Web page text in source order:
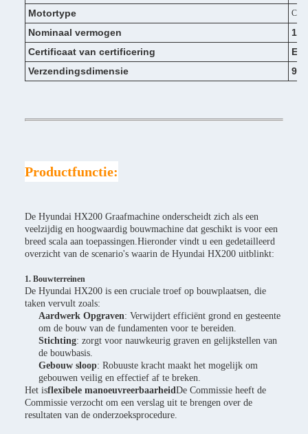
Motortype
Nominaal vermogen
Certificaat van certificering
Verzendingsdimensie
Productfunctie:
De Hyundai HX200 Graafmachine onderscheidt zich als een
veelzijdig en hoogwaardig bouwmachine dat geschikt is voor een
breed scala aan toepassingen.Hieronder vindt u een gedetailleerd
overzicht van de scenario's waarin de Hyundai HX200 uitblinkt:
1. Bouwterreinen
De Hyundai HX200 is een cruciale troef op bouwplaatsen, die
taken vervult zoals:
Aardwerk Opgraven: Verwijdert efficiënt grond en gesteente
om de bouw van de fundamenten voor te bereiden.
Stichting: zorgt voor nauwkeurig graven en gelijkstellen van
de bouwbasis.
Gebouw sloop: Robuuste kracht maakt het mogelijk om
gebouwen veilig en effectief af te breken.
Het isflexibele manoeuvreerbaarheid De Commissie heeft de
Commissie verzocht om een verslag uit te brengen over de
resultaten van de onderzoeksprocedure.